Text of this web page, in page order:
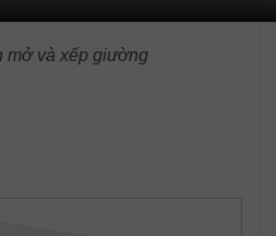
mở và xếp giường